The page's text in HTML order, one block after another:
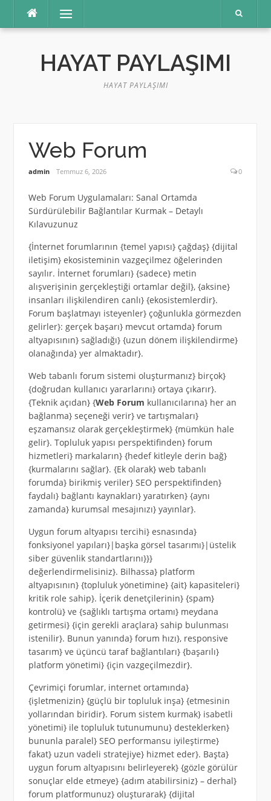
Menü
HAYAT PAYLAŞIMI
HAYAT PAYLAŞIMI
Web Forum
admin Temmuz 6, 2026 0
Web Forum Uygulamaları: Sanal Ortamda
Sürdürülebilir Bağlantılar Kurmak – Detaylı
Kılavuzunuz
{İnternet forumlarının {temel yapısı} çağdaş} {dijital
iletişim} ekosisteminin vazgeçilmez öğelerinden
sayılır. İnternet forumları} {sadece} metin
alışverişinin gerçekleştiği ortamlar değil}, {aksine}
insanları ilişkilendiren canlı} {ekosistemlerdir}.
Forum başlatmayı isteyenler} çoğunlukla görmezden
gelirler}: gerçek başarı} mevcut ortamda} forum
altyapısının} sağladığı} {uzun dönem ilişkilendirme}
olanağında} yer almaktadır}.
Web tabanlı forum sistemi oluşturmanız} birçok}
{doğrudan kullanıcı yararlarını} ortaya çıkarır}.
{Teknik açıdan} {Web Forum kullanıcılarına} her an
bağlanma} seçeneği verir} ve tartışmaları}
eşzamansız olarak gerçekleştirmek} {mümkün hale
gelir}. Topluluk yapısı perspektifinden} forum
hizmetleri} markaların} {hedef kitleyle derin bağ}
{kurmalarını sağlar}. {Ek olarak} web tabanlı
forumda} birikmiş veriler} SEO perspektifinden}
faydalı} bağlantı kaynakları} yaratırken} {aynı
zamanda} kurumsal mesajınızı} yayınlar}.
Uygun forum altyapısı tercihi} esnasında}
fonksiyonel yapıları}|başka görsel tasarımı}|üstelik
siber güvenlik standartlarını}}}
değerlendirmelisiniz}. Bilhassa} platform
altyapısının} {topluluk yönetimine} {ait} kapasiteleri}
kritik role sahip}. İçerik denetçilerinin} {spam}
kontrolü} ve {sağlıklı tartışma ortamı} meydana
getirmesi} {için gerekli araçlara} sahip bulunması
istenilir}. Bunun yanında} forum hızı}, responsive
tasarım} ve üçüncü taraf bağlantıları} {başarılı}
platform yönetimi} {için vazgeçilmezdir}.
Çevrimiçi forumlar, internet ortamında}
{işletmenizin} {güçlü bir topluluk inşa} {etmesinin
yollarından biridir}. Forum sistem kurmak} isabetli
yönetimi} ile topluluk tutunumunu} desteklerken}
bununla paralel} SEO performansu iyileştirme}
fakat} uzun vadeli stratejiye} hizmet eder}. Başta}
uygun forum altyapısını belirleyerek} {gözle görülür
sonuçlar elde etmeye} {adım atabilirsiniz} – derhal}
forum platformunuz} oluşturarak} {dijital